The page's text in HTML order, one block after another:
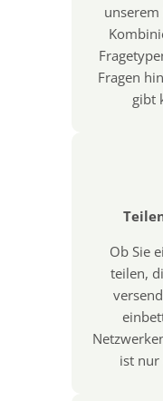
Fragen
gibt
Ob Sie
teilen,
ist nur